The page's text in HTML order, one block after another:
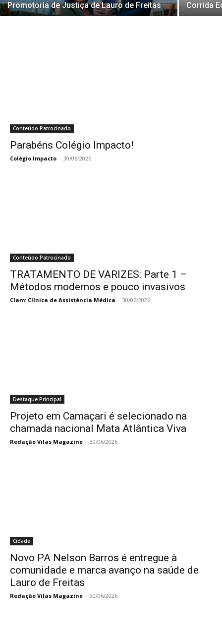
Promotoria de Justiça de Lauro de Freitas
Corrida
Conteúdo Patrocinado
Parabéns Colégio Impacto!
Colégio Impacto - 30/06/2026
Conteúdo Patrocinado
TRATAMENTO DE VARIZES: Parte 1 –
Métodos modernos e pouco invasivos
Clam: Clínica de Assistência Médica - 30/06/2026
Destaque Principal
Projeto em Camaçari é selecionado na
chamada nacional Mata Atlântica Viva
Redação Vilas Magazine - 30/06/2026
Cidade
Novo PA Nelson Barros é entregue à
comunidade e marca avanço na saúde de
Lauro de Freitas
Redação Vilas Magazine - 30/06/2026